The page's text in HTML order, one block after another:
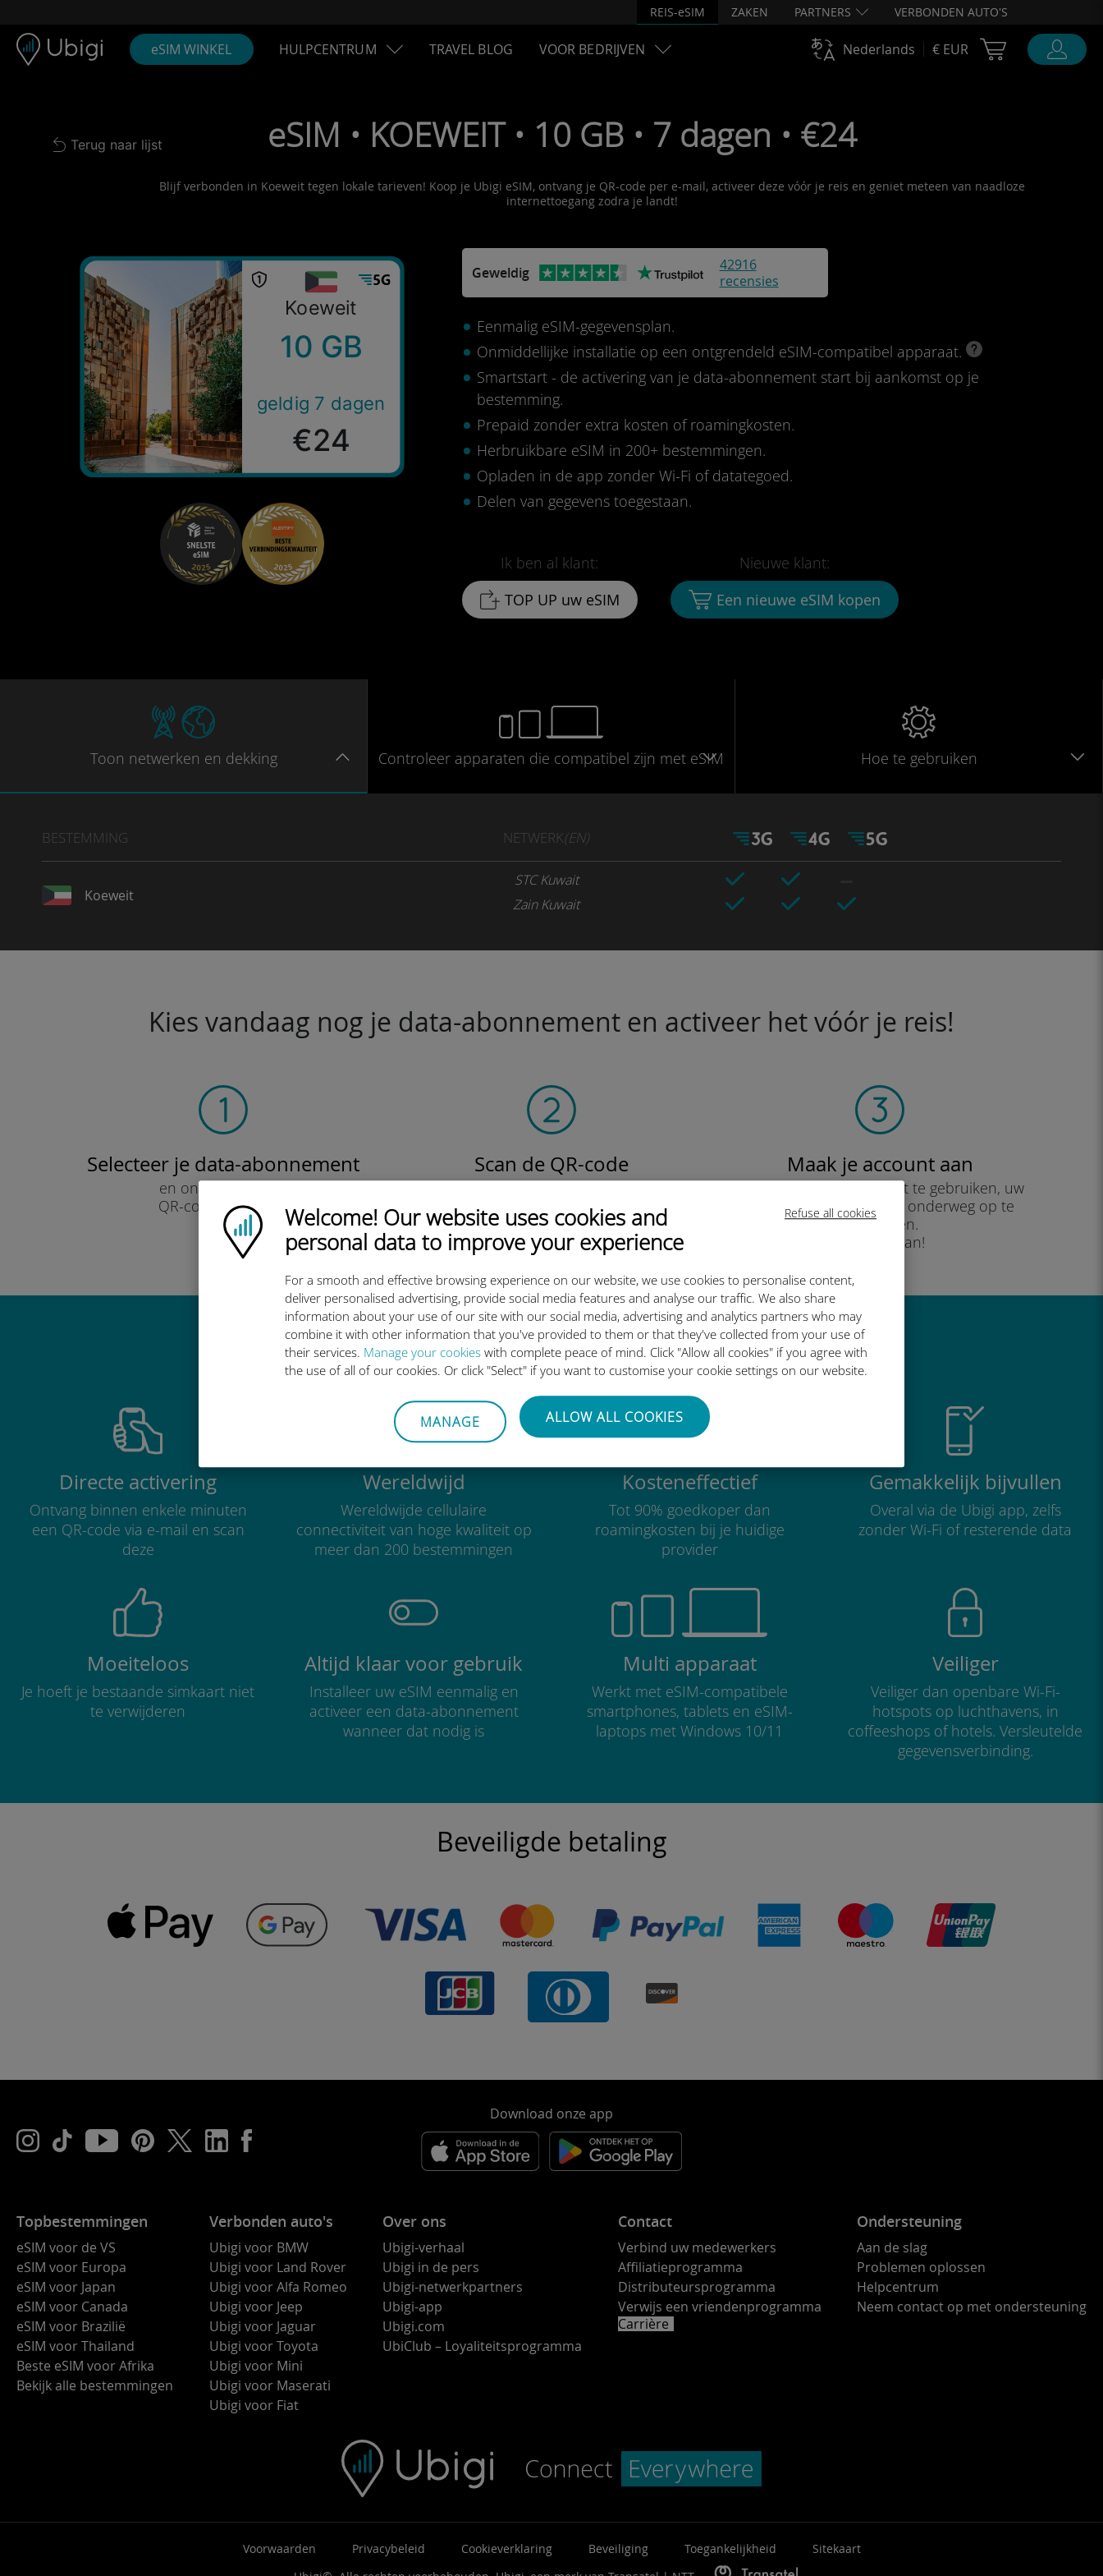
Refuse all cookies
Ubigi logo
Welcome! Our website uses cookies and
personal data to improve your experience
For a smooth and effective browsing experience on our website, we use cookies to personalise content,
deliver personalised advertising, provide social media features and analyse our traffic. We also share
information about your use of our site with our social media, advertising and analytics partners who may
combine it with other information that you've provided to them or that they've collected from your use of
their services. Manage your cookies with complete peace of mind. Click "Allow all cookies" if you agree with
the use of all of our cookies. Or click "Select" if you want to customise your cookie settings on our website.
MANAGE ALLOW ALL COOKIES
REIS-eSIM ZAKEN PARTNERS VERBONDEN AUTO'S
eSIM WINKEL HULPCENTRUM TRAVEL BLOG VOOR BEDRIJVEN Nederlands € EUR Cart Ubigi
Back to list
Terug naar lijst eSIM • KOEWEIT • 10 GB • 7 dagen • €24
Blijf verbonden in Koeweit tegen lokale tarieven! Koop je Ubigi eSIM, ontvang je QR-code per e-mail, activeer deze vóór je reis en geniet meteen van naadloze
internettoegang zodra je landt!
Koeweit
10 GB
geldig 7 dagen
€24
Geweldig
42916
recensies
Eenmalig eSIM-gegevensplan.
Onmiddellijke installatie op een ontgrendeld eSIM-compatibel apparaat.
Smartstart - de activering van je data-abonnement start bij aankomst op je
bestemming.
Prepaid zonder extra kosten of roamingkosten.
Herbruikbare eSIM in 200+ bestemmingen.
Opladen in de app zonder Wi-Fi of datategoed.
Delen van gegevens toegestaan.
Ik ben al klant:
TOP UP uw eSIM
Nieuwe klant:
Een nieuwe eSIM kopen
Toon netwerken en dekking Controleer apparaten die compatibel zijn met eSIM Hoe te gebruiken
BESTEMMING NETWERK(EN)
Koeweit
STC Kuwait
Zain Kuwait
Kies vandaag nog je data-abonnement en activeer het vóór je reis!
Selecteer je data-abonnement
en ontvang het per
QR-code via e-mail.
Snel!
Scan de QR-code
om het data-abonnement te activeren en
de Ubigi eSIM te installeren.
Eenvoudig!
Maak je account aan
om uw data-abonnement te gebruiken, uw
saldo te controleren en onderweg op te
waarderen.
Geniet ervan!
Waarom de internationale eSIM van Ubigi zo geweldig is
Directe activering
Ontvang binnen enkele minuten
een QR-code via e-mail en scan
deze
Wereldwijd
Wereldwijde cellulaire
connectiviteit van hoge kwaliteit op
meer dan 200 bestemmingen
Kosteneffectief
Tot 90% goedkoper dan
roamingkosten bij je huidige
provider
Gemakkelijk bijvullen
Overal via de Ubigi app, zelfs
zonder Wi-Fi of resterende data
Moeiteloos
Je hoeft je bestaande simkaart niet
te verwijderen
Altijd klaar voor gebruik
Installeer uw eSIM eenmalig en
activeer een data-abonnement
wanneer dat nodig is
Multi apparaat
Werkt met eSIM-compatibele
smartphones, tablets en eSIM-
laptops met Windows 10/11
Veiliger
Veiliger dan openbare Wi-Fi-
hotspots op luchthavens, in
coffeeshops of hotels. Versleutelde
gegevensverbinding.
Beveiligde betaling
Download onze app
Topbestemmingen
eSIM voor de VS
eSIM voor Europa
eSIM voor Japan
eSIM voor Canada
eSIM voor Brazilië
eSIM voor Thailand
Beste eSIM voor Afrika
Bekijk alle bestemmingen
Verbonden auto's
Ubigi voor BMW
Ubigi voor Land Rover
Ubigi voor Alfa Romeo
Ubigi voor Jeep
Ubigi voor Jaguar
Ubigi voor Toyota
Ubigi voor Mini
Ubigi voor Maserati
Ubigi voor Fiat
Over ons
Ubigi-verhaal
Ubigi in de pers
Ubigi-netwerkpartners
Ubigi-app
Ubigi.com
UbiClub – Loyaliteitsprogramma
Contact
Verbind uw medewerkers
Affiliatieprogramma
Distributeursprogramma
Verwijs een vriendenprogramma
Carrière
Ondersteuning
Aan de slag
Problemen oplossen
Helpcentrum
Neem contact op met ondersteuning
Voorwaarden Privacybeleid Cookieverklaring Beveiliging Toegankelijkheid
Sitekaart